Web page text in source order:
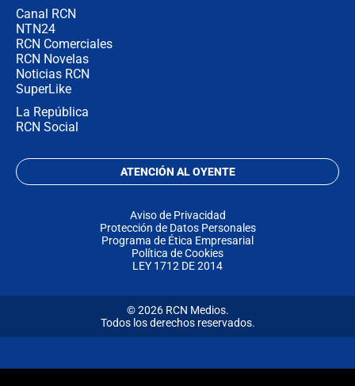
Canal RCN
NTN24
RCN Comerciales
RCN Novelas
Noticias RCN
SuperLike
La República
RCN Social
ATENCIÓN AL OYENTE
Aviso de Privacidad
Protección de Datos Personales
Programa de Ética Empresarial
Política de Cookies
LEY 1712 DE 2014
© 2026 RCN Medios.
Todos los derechos reservados.